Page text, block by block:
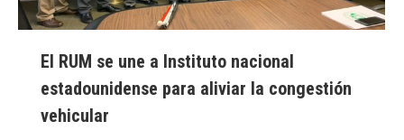
El RUM se une a Instituto nacional
estadounidense para aliviar la congestión
vehicular